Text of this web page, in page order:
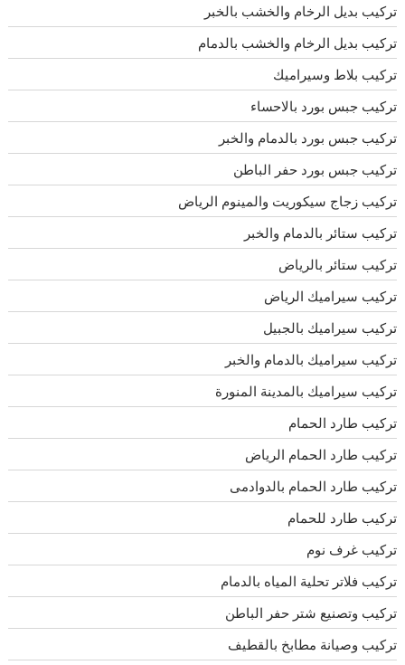
تركيب بديل الرخام والخشب بالخبر
تركيب بديل الرخام والخشب بالدمام
تركيب بلاط وسيراميك
تركيب جبس بورد بالاحساء
تركيب جبس بورد بالدمام والخبر
تركيب جبس بورد حفر الباطن
تركيب زجاج سيكوريت والمينوم الرياض
تركيب ستائر بالدمام والخبر
تركيب ستائر بالرياض
تركيب سيراميك الرياض
تركيب سيراميك بالجبيل
تركيب سيراميك بالدمام والخبر
تركيب سيراميك بالمدينة المنورة
تركيب طارد الحمام
تركيب طارد الحمام الرياض
تركيب طارد الحمام بالدوادمى
تركيب طارد للحمام
تركيب غرف نوم
تركيب فلاتر تحلية المياه بالدمام
تركيب وتصنيع شتر حفر الباطن
تركيب وصيانة مطابخ بالقطيف